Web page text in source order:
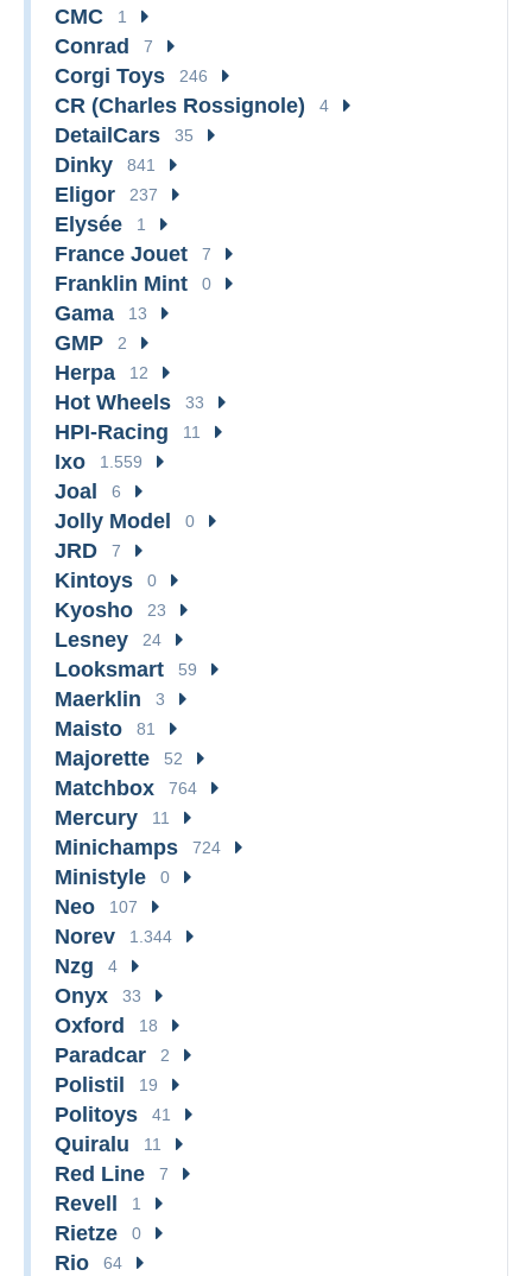
CMC 1
Conrad 7
Corgi Toys 246
CR (Charles Rossignole) 4
DetailCars 35
Dinky 841
Eligor 237
Elysée 1
France Jouet 7
Franklin Mint 0
Gama 13
GMP 2
Herpa 12
Hot Wheels 33
HPI-Racing 11
Ixo 1.559
Joal 6
Jolly Model 0
JRD 7
Kintoys 0
Kyosho 23
Lesney 24
Looksmart 59
Maerklin 3
Maisto 81
Majorette 52
Matchbox 764
Mercury 11
Minichamps 724
Ministyle 0
Neo 107
Norev 1.344
Nzg 4
Onyx 33
Oxford 18
Paradcar 2
Polistil 19
Politoys 41
Quiralu 11
Red Line 7
Revell 1
Rietze 0
Rio 64